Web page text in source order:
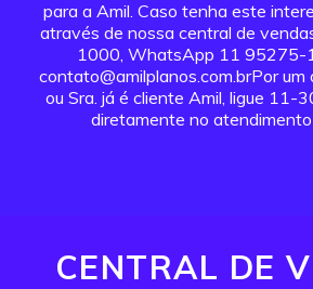
para a Amil. Caso tenha este
através de nossa central de
1000, WhatsApp 11 95275-
contato@amilplanos.com.brPor um
ou Sra. já é cliente Amil, ligue
diretamente no
CENTRAL DE